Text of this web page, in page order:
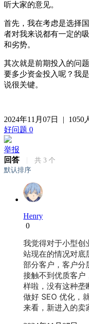
听大家的意见。
首先，我在考虑是选择
者对我来说都有一定的
和劣势。
其次就是前期投入的问
要多少资金投入呢？我
说很关键。
2024年11月07日 |
1050
好问题 0
举报
回答
共 3 个
默认排序
Henry
0
我觉得对于小型创
站现在的情况对底
部分客户，客户分
接触不到优质客户
样啦，没有这种垄
做好 SEO 优化，
来看，新进入的卖